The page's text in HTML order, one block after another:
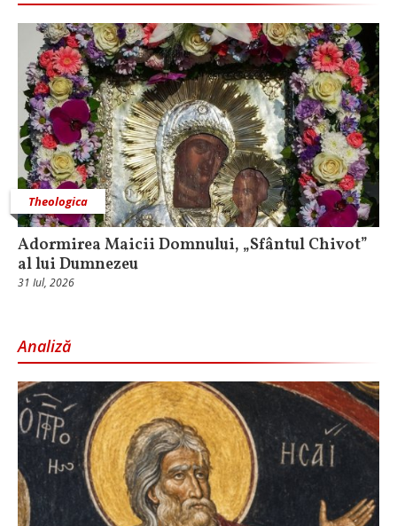
Theologica
Adormirea Maicii Domnului, „Sfântul Chivot”
al lui Dumnezeu
31 Iul, 2026
Analiză